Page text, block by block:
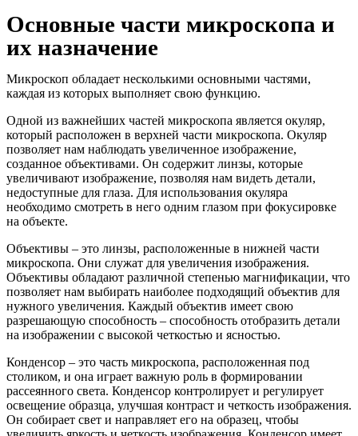
Основные части микроскопа и
их назначение
Микроскоп обладает несколькими основными частями,
каждая из которых выполняет свою функцию.
Одной из важнейших частей микроскопа является окуляр,
который расположен в верхней части микроскопа. Окуляр
позволяет нам наблюдать увеличенное изображение,
созданное объективами. Он содержит линзы, которые
увеличивают изображение, позволяя нам видеть детали,
недоступные для глаза. Для использования окуляра
необходимо смотреть в него одним глазом при фокусировке
на объекте.
Объективы – это линзы, расположенные в нижней части
микроскопа. Они служат для увеличения изображения.
Объективы обладают различной степенью магнификации, что
позволяет нам выбирать наиболее подходящий объектив для
нужного увеличения. Каждый объектив имеет свою
разрешающую способность – способность отобразить детали
на изображении с высокой четкостью и ясностью.
Конденсор – это часть микроскопа, расположенная под
столиком, и она играет важную роль в формировании
рассеянного света. Конденсор контролирует и регулирует
освещение образца, улучшая контраст и четкость изображения.
Он собирает свет и направляет его на образец, чтобы